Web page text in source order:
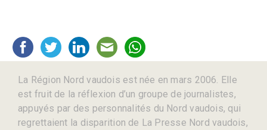
La Région Nord vaudois est née en mars 2006. Elle
est fruit de la réflexion d’un groupe de journalistes,
appuyés par des personnalités du Nord vaudois, qui
regrettaient la disparition de La Presse Nord vaudois,